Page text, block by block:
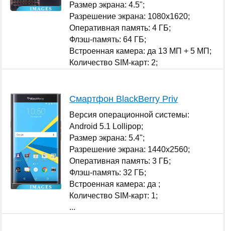
Размер экрана: 4.5";
Разрешение экрана: 1080x1620;
Оперативная память: 4 ГБ;
Флэш-память: 64 ГБ;
Встроенная камера: да 13 МП + 5 МП;
Количество SIM-карт: 2;
Смартфон BlackBerry Priv
Версия операционной системы:
Android 5.1 Lollipop;
Размер экрана: 5.4";
Разрешение экрана: 1440x2560;
Оперативная память: 3 ГБ;
Флэш-память: 32 ГБ;
Встроенная камера: да ;
Количество SIM-карт: 1;
...